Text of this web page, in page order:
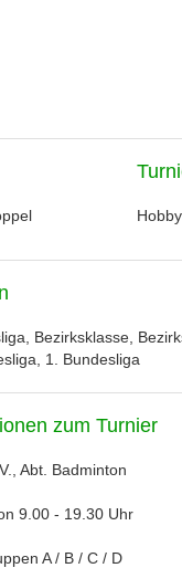
Bezirksklasse,
1. Bundesliga
zum Turnier
Abt. Badminton
9.00 - 19.30 Uhr
A / B / C / D